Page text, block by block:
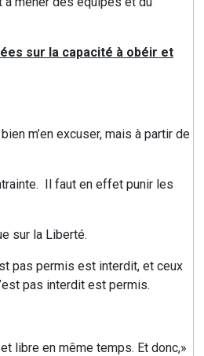
sur la capacité à obéir et
m’en excuser, mais à partir de
Il faut en effet punir les
sur la Liberté.
pas permis est interdit, et ceux
pas interdit est permis.
libre en même temps. Et donc,»